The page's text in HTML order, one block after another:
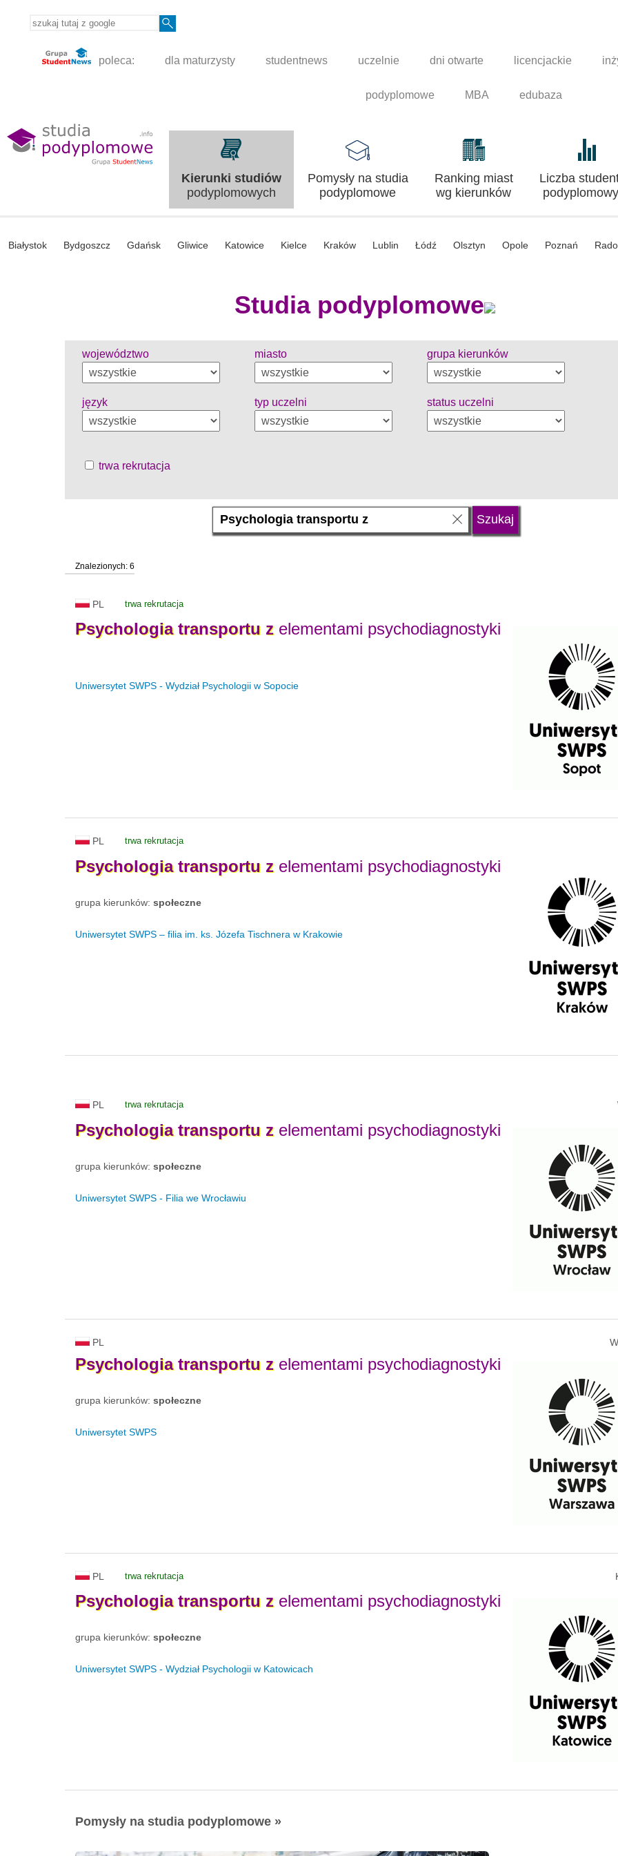
poleca: dla maturzysty studentnews uczelnie dni otwarte licencjackie
podyplomowe MBA edubaza
Kierunki studiów
podyplomowych
Pomysły na studia
podyplomowe
Ranking miast
wg kierunków
Liczba
Białystok Bydgoszcz Gdańsk Gliwice Katowice Kielce Kraków Lublin Łódź Olsztyn Opole Poznań
Studia podyplomowe
województwo miasto grupa kierunków
język typ uczelni status uczelni
trwa rekrutacja
Znalezionych: 6
PL trwa rekrutacja
Psychologia transportu z elementami psychodiagnostyki
Uniwersytet SWPS - Wydział Psychologii w Sopocie
PL trwa rekrutacja
Psychologia transportu z elementami psychodiagnostyki
grupa kierunków: społeczne
Uniwersytet SWPS – filia im. ks. Józefa Tischnera w Krakowie
PL trwa rekrutacja
Psychologia transportu z elementami psychodiagnostyki
grupa kierunków: społeczne
Uniwersytet SWPS - Filia we Wrocławiu
PL
Psychologia transportu z elementami psychodiagnostyki
grupa kierunków: społeczne
Uniwersytet SWPS
PL trwa rekrutacja
Psychologia transportu z elementami psychodiagnostyki
grupa kierunków: społeczne
Uniwersytet SWPS - Wydział Psychologii w Katowicach
Pomysły na studia podyplomowe »